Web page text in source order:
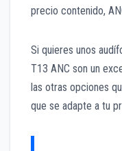
precio contenido,
Si quieres unos
T13 ANC son un
las otras opciones
que se adapte a tu